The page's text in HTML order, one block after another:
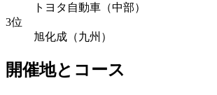
トヨタ自動車（中部）
3位
旭化成（九州）
開催地とコース